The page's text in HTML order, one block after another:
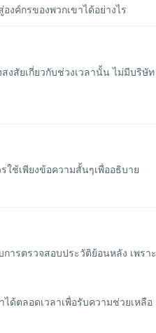
ค์กรของพวกเขาได้อย่างไร
งสัยเกี่ยวกับช่วงเวลานั้น ไม่มีบริษัท
ช้เพียงข้อความสั้นๆเพื่ออธิบาย
ารตรวจสอบประวัติย้อนหลัง เพราะ
ด้ตลอดเวลาเพื่อรับความช่วยเหลือ